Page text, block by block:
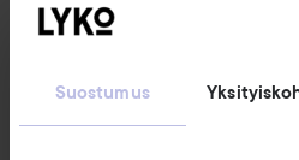
Suostumus
Seuraa meitä